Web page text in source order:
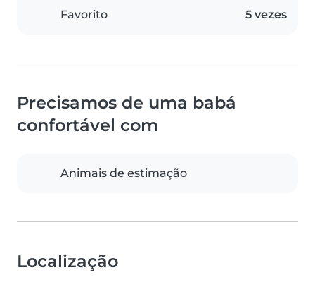
Favorito 5 vezes
Precisamos de uma babá
confortável com
Animais de estimação
Localização